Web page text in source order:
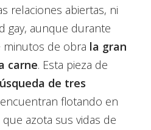
relaciones abiertas, ni
gay, aunque durante
de obra la gran
carne. Esta pieza de
de tres
flotando en
azota sus vidas de